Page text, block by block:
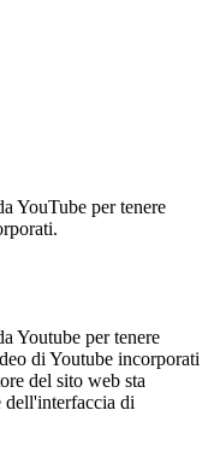
YouTube per tenere
Youtube per tenere
di Youtube incorporati
del sito web sta
dell'interfaccia di